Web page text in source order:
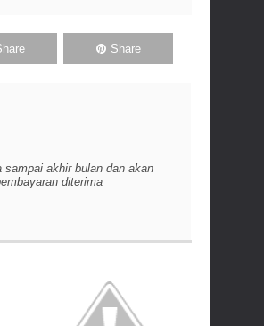
Share
akhir bulan dan akan
diterima